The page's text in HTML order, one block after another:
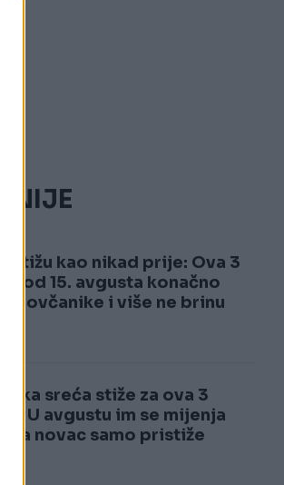
stižu kao nikad prije: Ova 3
od 15. avgusta konačno
novčanike i više ne brinu
sreća stiže za ova 3
U avgustu im se mijenja
a novac samo pristiže